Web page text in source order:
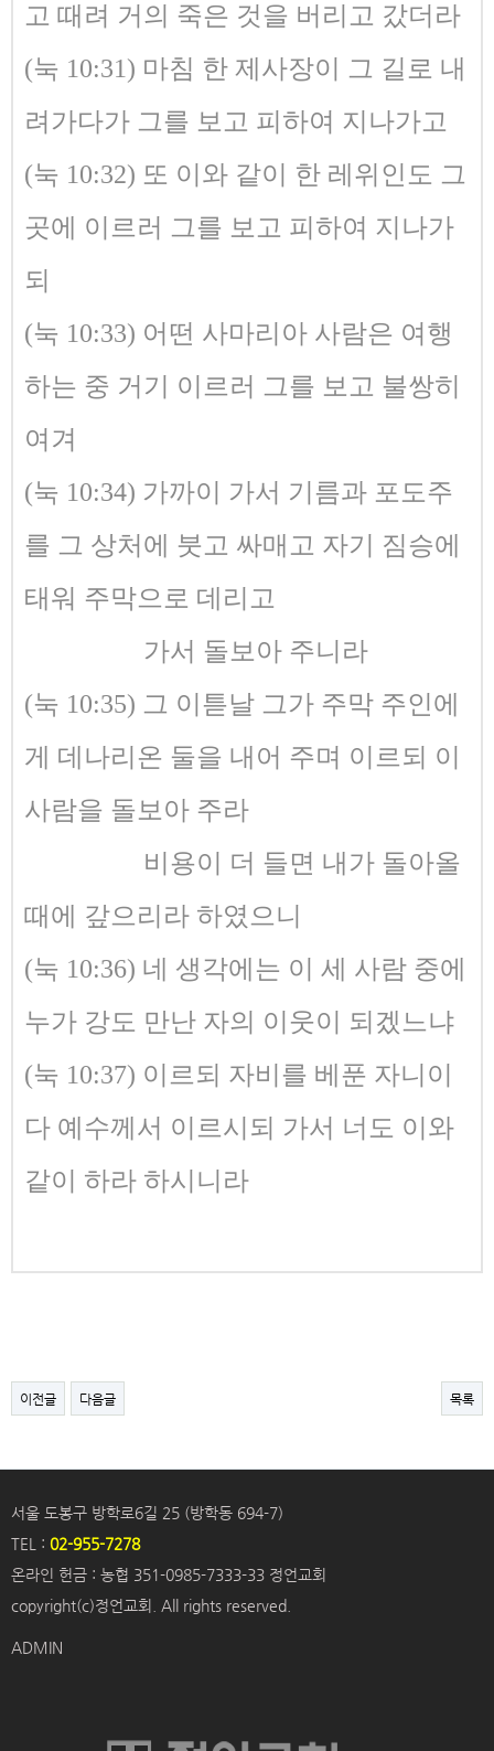
고 때려 거의 죽은 것을 버리고 갔더라
(눅 10:31) 마침 한 제사장이 그 길로 내
려가다가 그를 보고 피하여 지나가고
(눅 10:32) 또 이와 같이 한 레위인도 그
곳에 이르러 그를 보고 피하여 지나가
되
(눅 10:33) 어떤 사마리아 사람은 여행
하는 중 거기 이르러 그를 보고 불쌍히
여겨
(눅 10:34) 가까이 가서 기름과 포도주
를 그 상처에 붓고 싸매고 자기 짐승에
태워 주막으로 데리고
가서 돌보아 주니라
(눅 10:35) 그 이튿날 그가 주막 주인에
게 데나리온 둘을 내어 주며 이르되 이
사람을 돌보아 주라
비용이 더 들면 내가 돌아올
때에 갚으리라 하였으니
(눅 10:36) 네 생각에는 이 세 사람 중에
누가 강도 만난 자의 이웃이 되겠느냐
(눅 10:37) 이르되 자비를 베푼 자니이
다 예수께서 이르시되 가서 너도 이와
같이 하라 하시니라
이전글 다음글 목록
서울 도봉구 방학로6길 25 (방학동 694-7)
TEL : 02-955-7278
온라인 헌금 : 농협 351-0985-7333-33 정언교회
copyright(c)정언교회. All rights reserved.
ADMIN